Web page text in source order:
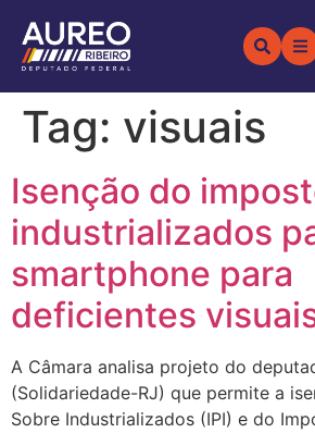
Tag: visuais
Isenção do
industrializados
smartphone para
deficientes
A Câmara analisa projeto do
(Solidariedade-RJ) que permite a
Sobre Industrializados (IPI) e do